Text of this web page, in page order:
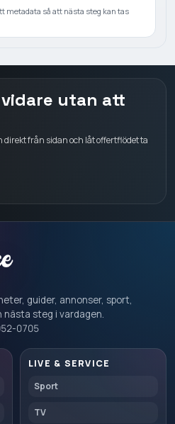
metadata så att nästa steg kan tas
utan att
från sidan och låt offertflödet ta
guider, annonser, sport,
nästa steg i vardagen.
0705
LIVE & SERVICE
Sport
TV